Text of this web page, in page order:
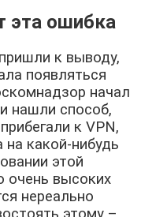
эта ошибка
к выводу,
появляться
начал
нашли способ,
к VPN,
какой-нибудь
этой
очень высоких
нереально
этому –